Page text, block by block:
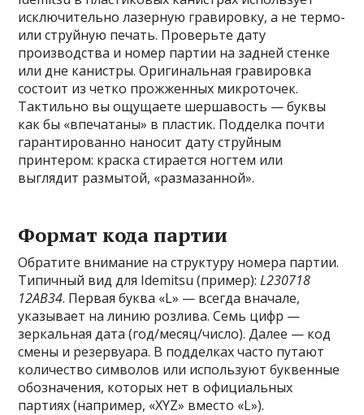
исключительно лазерную гравировку, а не термо-
или струйную печать. Проверьте дату
производства и номер партии на задней стенке
или дне канистры. Оригинальная гравировка
состоит из четко прожженных микроточек.
Тактильно вы ощущаете шершавость — буквы
как бы «впечатаны» в пластик. Подделка почти
гарантированно наносит дату струйным
принтером: краска стирается ногтем или
выглядит размытой, «размазанной».
Формат кода партии
Обратите внимание на структуру номера партии.
Типичный вид для Idemitsu (пример):L230718
12AB34. Первая буква «L» — всегда вначале,
указывает на линию розлива. Семь цифр —
зеркальная дата (год/месяц/число). Далее — код
смены и резервуара. В подделках часто путают
количество символов или используют буквенные
обозначения, которых нет в официальных
партиях (например, «XYZ» вместо «L»).